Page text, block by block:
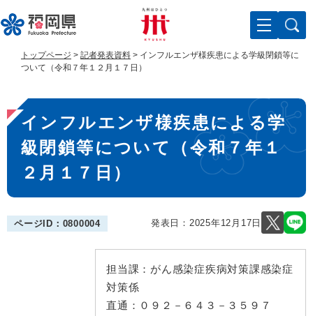
ー
ジ
す
。
ニ
ュ
し
て
トップページ > 記者発表資料 > インフルエンザ様疾患による学級閉鎖等に
ついて（令和７年１２月１７日）
本
文
インフルエンザ様疾患による学
級閉鎖等について（令和７年１
２月１７日）
ページID：0800004 発表日： 2025年12月17日
担当課： がん感染症疾病対策課感染症
対策係
直通： ０９２－６４３－３５９７